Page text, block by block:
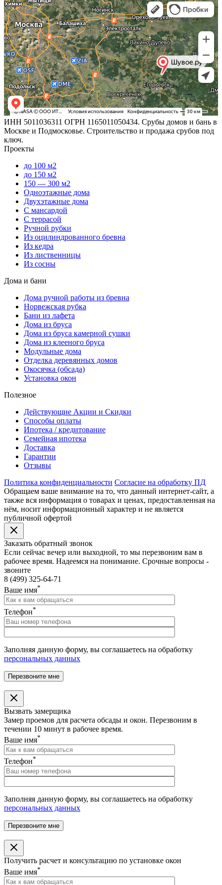
ИНН 5011036311 ОГРН 1165011050434. Срубы домов и бань в
Москве и Подмосковье. Строительство и продажа срубов под
ключ.
Проекты
до 100 м2
до 150 м2
150 — 300 м2
Одноэтажные дома
Двухэтажные дома
С мансардой
С террасой
Ручной рубки
Из оцилиндрованного бревна
Из кедра
Из лиственницы
Из сосны
Дома и бани
Дома ручной работы из бревна
Норвежская рубка
Бани из лафета
Дома из бруса
Дома из бруса камерной сушки
Дома из клееного бруса
Модульные дома
Отделка деревянных домов
Окосячка (обсада)
Установка окон
Полезное
Действующие Акции и Скидки
Способы оплаты
Ипотека / кредитование
Семейная ипотека
Доставка
Гарантии
Отзывы
Политика конфиденциальности Согласие на обработку ПД
Обращаем ваше внимание на то, что данный интернет-сайт, а
также вся информация о товарах и ценах, предоставленная на
нём, носит информационный характер и не является
публичной офертой
Заказать обратный звонок
Если сейчас вечер или выходной, то мы перезвоним вам в
рабочее время. Надеемся на понимание. Срочные вопросы -
звоните
8 (499) 325-64-71
Ваше имя*
Телефон*
Заполняя данную форму, вы соглашаетесь на обработку
персональных данных
Вызвать замерщика
Замер проемов для расчета обсады и окон. Перезвоним в
течении 10 минут в рабочее время.
Ваше имя*
Телефон*
Заполняя данную форму, вы соглашаетесь на обработку
персональных данных
Получить расчет и консультацию по установке окон
Ваше имя*